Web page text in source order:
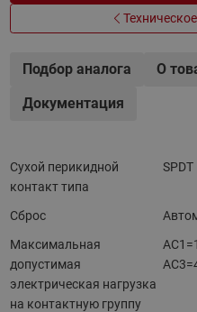
Подбор аналога О
Документация
Сухой перикидной
контакт типа
SPDT
Сброс
Максимальная
допустимая
электрическая нагрузка
на контактную группу